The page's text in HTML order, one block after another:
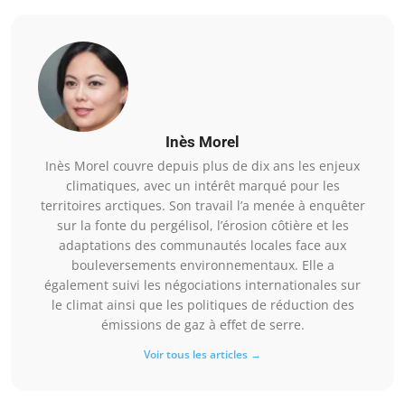
Inès Morel
Inès Morel couvre depuis plus de dix ans les enjeux
climatiques, avec un intérêt marqué pour les
territoires arctiques. Son travail l’a menée à enquêter
sur la fonte du pergélisol, l’érosion côtière et les
adaptations des communautés locales face aux
bouleversements environnementaux. Elle a
également suivi les négociations internationales sur
le climat ainsi que les politiques de réduction des
émissions de gaz à effet de serre.
Voir tous les articles →